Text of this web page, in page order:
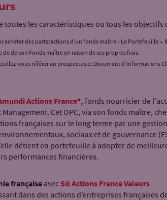
les caractéristiques ou tous les objectifs
des parts/actions d’un fonds maître « Le Portefeuille
de son Fonds maître en raison de ses propres frais.
vous référer au prospectus et Document d’Informations
Actions France*, fonds nourricier de
Cet OPC, via son fonds maître,
françaises sur le long terme par une gestion
sociaux et de gouvernance
détient en portefeuille à adopter de
performances financières.
française avec SG Actions France Valeurs
dans des actions d’entreprises françaises